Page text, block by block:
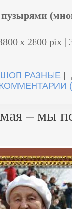
x 2800 pix |
РАЗНЫЕ |
КОММЕНТАРИИ
– мы